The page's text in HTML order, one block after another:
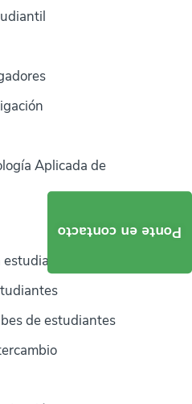
Aplicada de
de estudiantes
Ponte en contacto